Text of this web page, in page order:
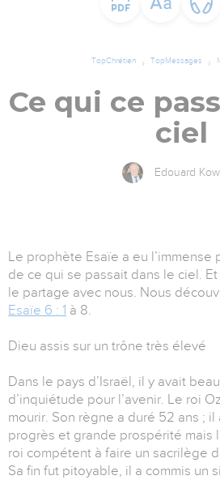
TopChrétien TopMessages
Ce qui ce
ciel
Edouard
Le prophète Esaïe a eu l’immense
de ce qui se passait dans le ciel. Et
le partage avec nous. Nous
Esaïe 6 : 1 à 8.
Dieu assis sur un trône très élevé
Dans le pays d’Israël, il y avait
d’inquiétude pour l’avenir. Le roi
mourir. Son règne a duré 52 ans ;
progrès et grande prospérité mais
roi compétent à faire un sacrilège
Sa fin fut pitoyable, il a commis un